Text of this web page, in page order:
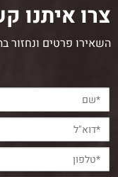
צרו איתנו
השאירו פרטים ונחזור